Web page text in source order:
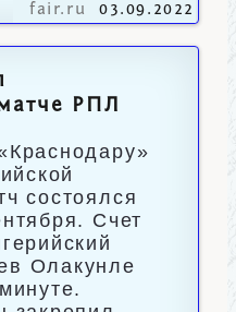
fair.ru 03.09.2022
РПЛ
состоялся
Счет
Олакунле